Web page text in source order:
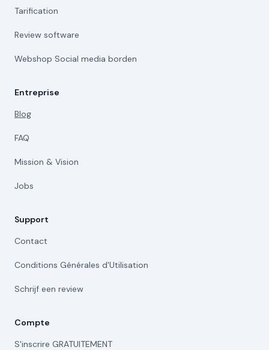
Tarification
Review software
Webshop Social media borden
Entreprise
Blog
FAQ
Mission & Vision
Jobs
Support
Contact
Conditions Générales d'Utilisation
Schrijf een review
Compte
S'inscrire GRATUITEMENT